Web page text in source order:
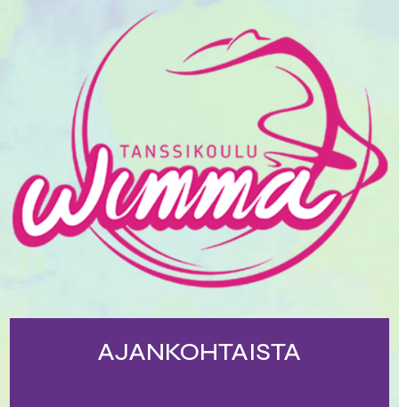
AJANKOHTAISTA